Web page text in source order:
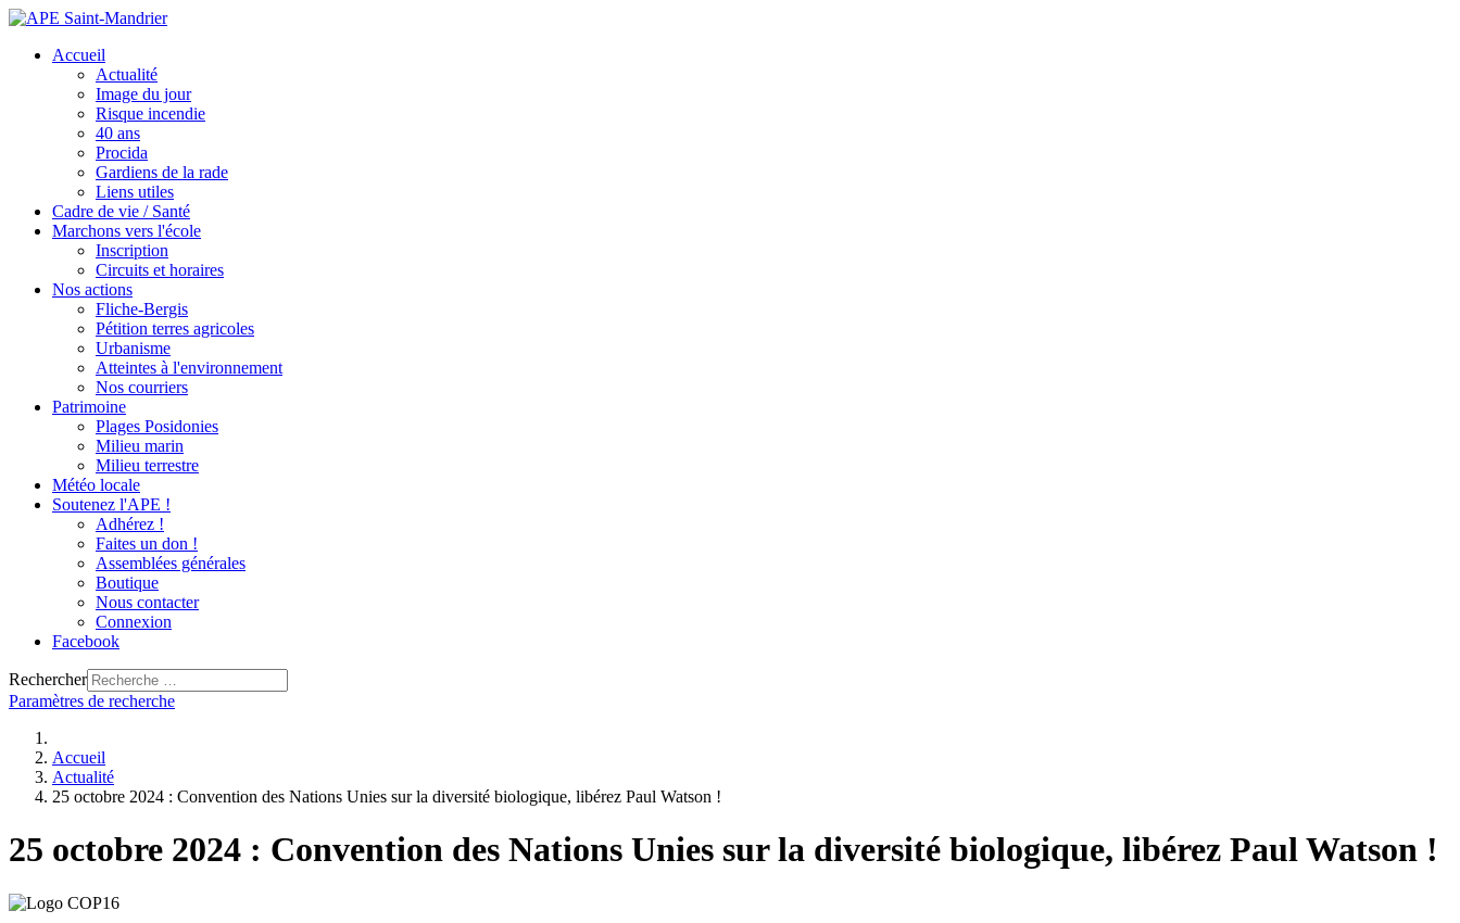
Accueil
Actualité
Image du jour
Risque incendie
40 ans
Procida
Gardiens de la rade
Liens utiles
Cadre de vie / Santé
Marchons vers l'école
Inscription
Circuits et horaires
Nos actions
Fliche-Bergis
Pétition terres agricoles
Urbanisme
Atteintes à l'environnement
Nos courriers
Patrimoine
Plages Posidonies
Milieu marin
Milieu terrestre
Météo locale
Soutenez l'APE !
Adhérez !
Faites un don !
Assemblées générales
Boutique
Nous contacter
Connexion
Facebook
Rechercher
Paramètres de recherche
Accueil
Actualité
25 octobre 2024 : Convention des Nations Unies sur la diversité biologique, libérez Paul Watson !
25 octobre 2024 : Convention des Nations Unies sur la diversité biologique, libérez Paul Watson !